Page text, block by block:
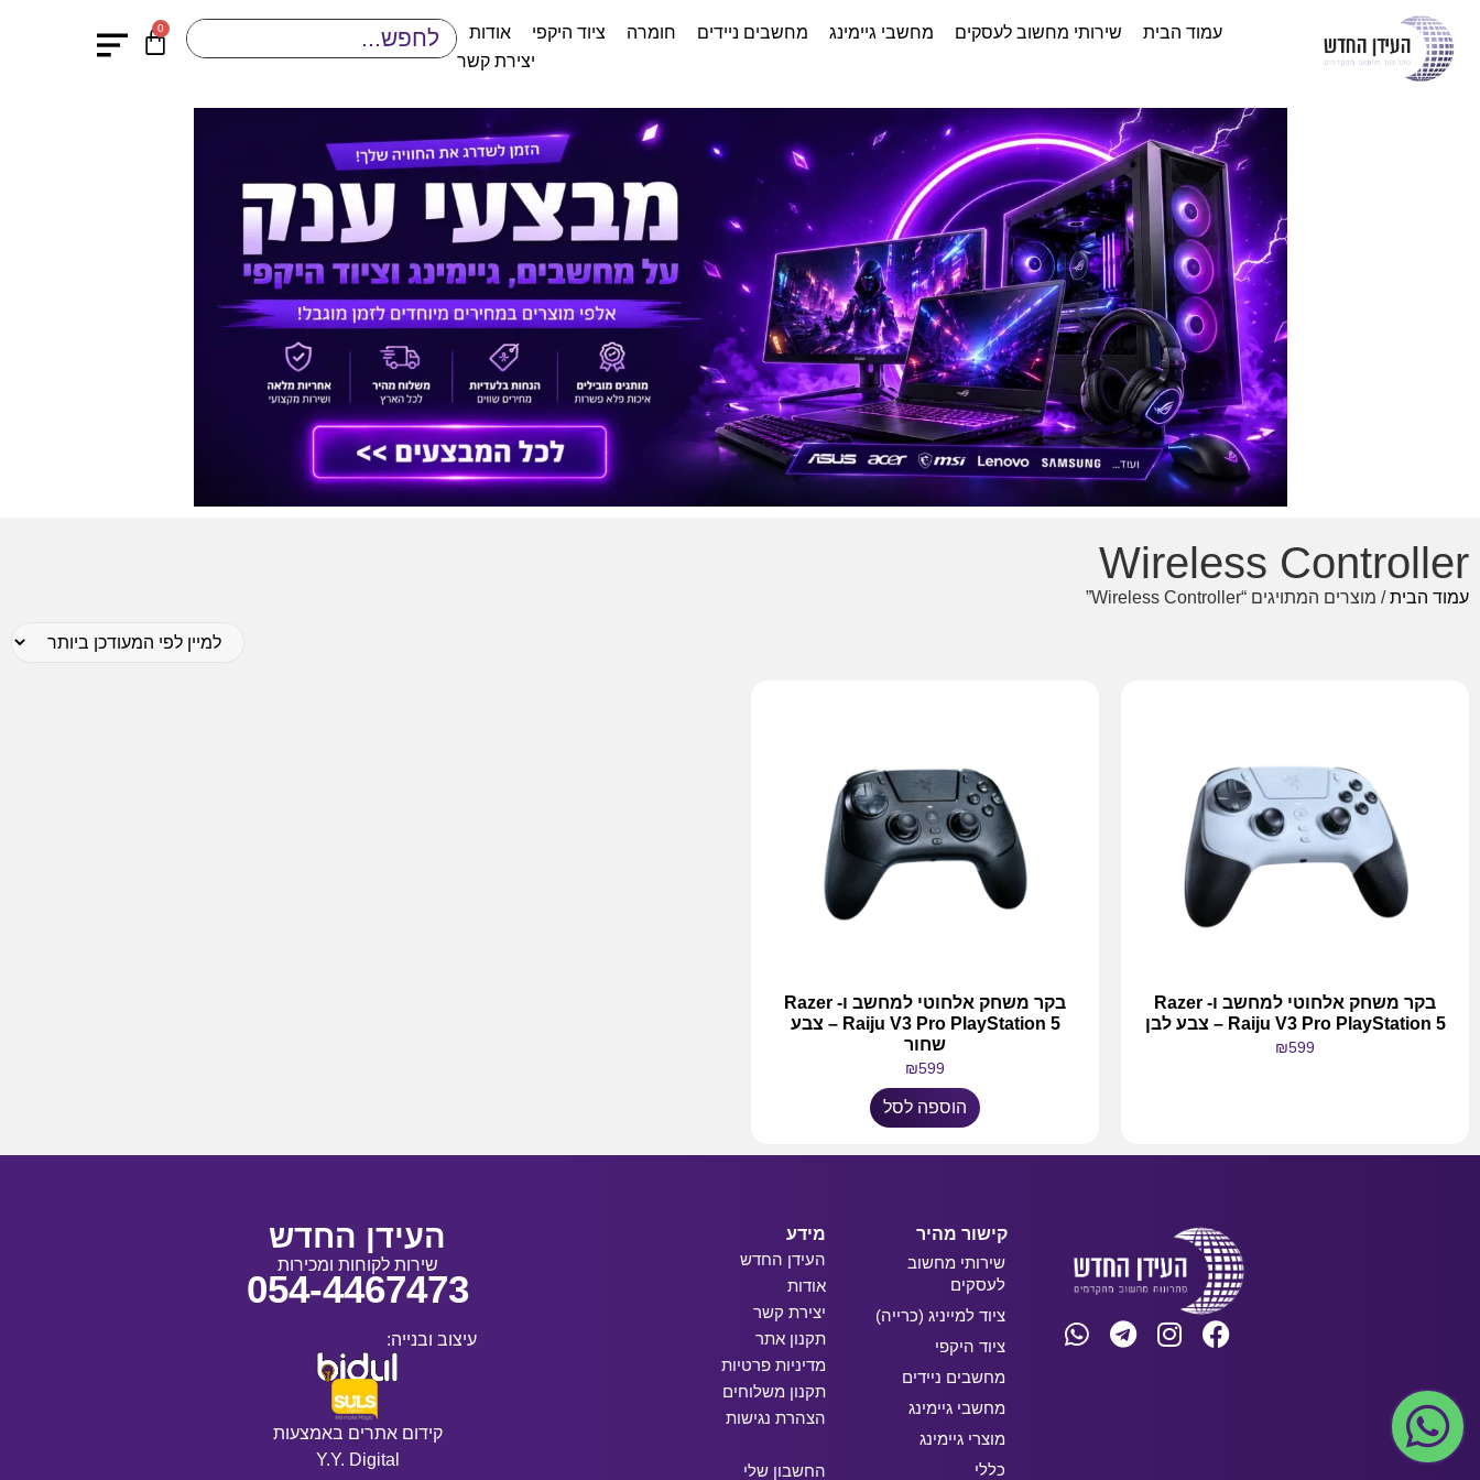
עמוד הבית שירותי מחשוב לעסקים מחשבי גיימינג מחשבים ניידים חומרה ציוד היקפי
אודות
יצירת קשר
0
Wireless Controller
עמוד הבית/ מוצרים המתויגים “Wireless Controller”
בקר משחק אלחוטי למחשב ו- Razer
Raiju V3 Pro PlayStation 5 – צבע לבן
₪599
בקר משחק אלחוטי למחשב ו- Razer
Raiju V3 Pro PlayStation 5 – צבע
שחור
₪599
הוספה לסל
קישור מהיר
שירותי מחשוב
לעסקים
ציוד למייניג (כרייה)
ציוד היקפי
מחשבים ניידים
מחשבי גיימינג
מוצרי גיימינג
כללי
מידע
העידן החדש
אודות
יצירת קשר
תקנון אתר
מדיניות פרטיות
תקנון משלוחים
הצהרת נגישות
החשבון שלי
העידן החדש
שירות לקוחות ומכירות
054-4467473
עיצוב ובנייה:
קידום אתרים באמצעות
Y.Y. Digital